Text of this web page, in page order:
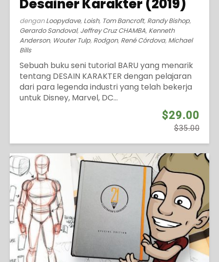
Desainer Karakter (2019)
denganLoopydave, Loish, Tom Bancroft, Randy Bishop,
Gerardo Sandoval, Jeffrey Cruz CHAMBA, Kenneth
Anderson, Wouter Tulp, Rodgon, René Córdova, Michael
Bills
Sebuah buku seni tutorial BARU yang menarik
tentang DESAIN KARAKTER dengan pelajaran
dari para legenda industri yang telah bekerja
untuk Disney, Marvel, DC...
$29.00
$35.00